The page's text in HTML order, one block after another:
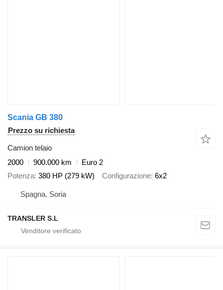
Scania GB 380
Prezzo su richiesta
Camion telaio
2000
900.000 km
Euro 2
Potenza 380 HP (279 kW) Configurazione 6x2
Spagna, Soria
TRANSLER S.L